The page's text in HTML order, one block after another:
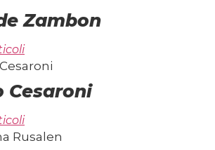
Zambon
Cesaroni